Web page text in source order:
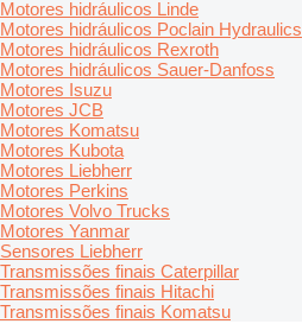
Motores hidráulicos Linde
Motores hidráulicos Poclain Hydraulics
Motores hidráulicos Rexroth
Motores hidráulicos Sauer-Danfoss
Motores Isuzu
Motores JCB
Motores Komatsu
Motores Kubota
Motores Liebherr
Motores Perkins
Motores Volvo Trucks
Motores Yanmar
Sensores Liebherr
Transmissões finais Caterpillar
Transmissões finais Hitachi
Transmissões finais Komatsu